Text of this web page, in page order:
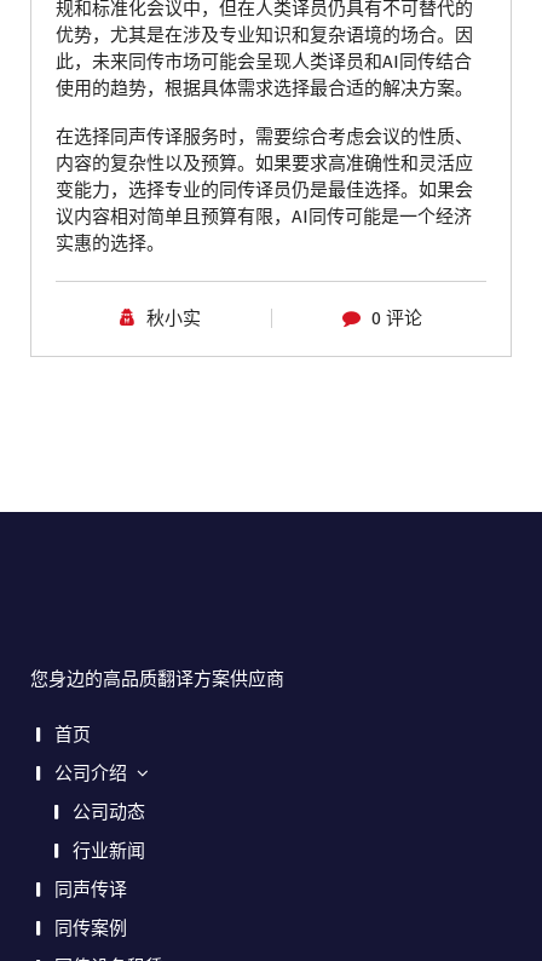
规和标准化会议中，但在人类译员仍具有不可替代的
优势，尤其是在涉及专业知识和复杂语境的场合。因
此，未来同传市场可能会呈现人类译员和AI同传结合
使用的趋势，根据具体需求选择最合适的解决方案。
在选择同声传译服务时，需要综合考虑会议的性质、
内容的复杂性以及预算。如果要求高准确性和灵活应
变能力，选择专业的同传译员仍是最佳选择。如果会
议内容相对简单且预算有限，AI同传可能是一个经济
实惠的选择。
秋小实 0 评论
您身边的高品质翻译方案供应商
首页
公司介绍
公司动态
行业新闻
同声传译
同传案例